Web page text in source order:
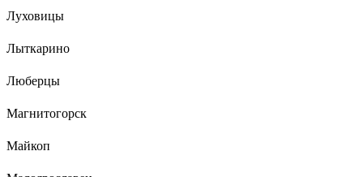
Луховицы
Лыткарино
Люберцы
Магнитогорск
Майкоп